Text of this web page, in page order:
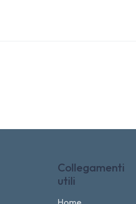
Collegamenti
utili